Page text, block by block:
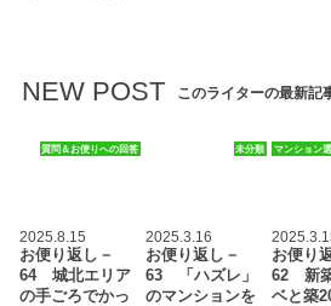
NEW POST このライターの最新記
質問＆お便りへの回答
2025.8.15
お便り返し－
64 城北エリア
の手ごろでかっ
未分類
2025.3.16
お便り返し－
63 「ハズレ」
のマンションを
マンション
お便り
62 新
ベと築